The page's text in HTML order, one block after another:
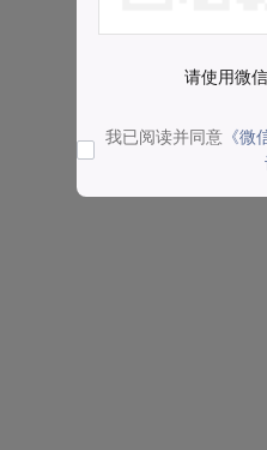
请使用微
我已阅读并同意 《